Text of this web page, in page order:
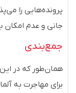
پرونده‌هایی را
جانی و عدم امکان
جمع‌بندی
همان‌طور که در
برای مهاجرت به